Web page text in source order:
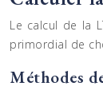
Le calcul de la
primordial de
Méthodes